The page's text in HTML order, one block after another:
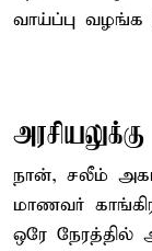
வாய்ப்பு
நான், சலீம்
மாணவர்
ஒரே நேரத்தில்